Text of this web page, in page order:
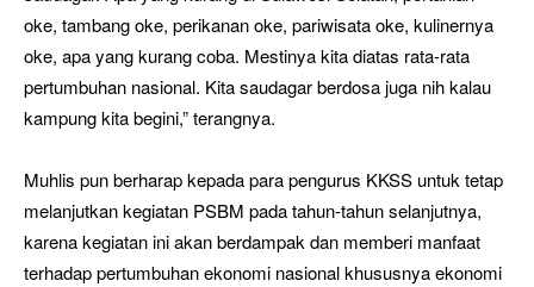
oke, tambang oke, perikanan oke, pariwisata oke, kulinernya
oke, apa yang kurang coba. Mestinya kita diatas rata-rata
pertumbuhan nasional. Kita saudagar berdosa juga nih kalau
kampung kita begini,” terangnya.
Muhlis pun berharap kepada para pengurus KKSS untuk tetap
melanjutkan kegiatan PSBM pada tahun-tahun selanjutnya,
karena kegiatan ini akan berdampak dan memberi manfaat
terhadap pertumbuhan ekonomi nasional khususnya ekonomi